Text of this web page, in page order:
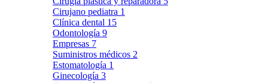
Cirujano pediatra 1
Clínica dental 15
Odontología 9
Empresas 7
Suministros médicos 2
Estomatología 1
Ginecología 3